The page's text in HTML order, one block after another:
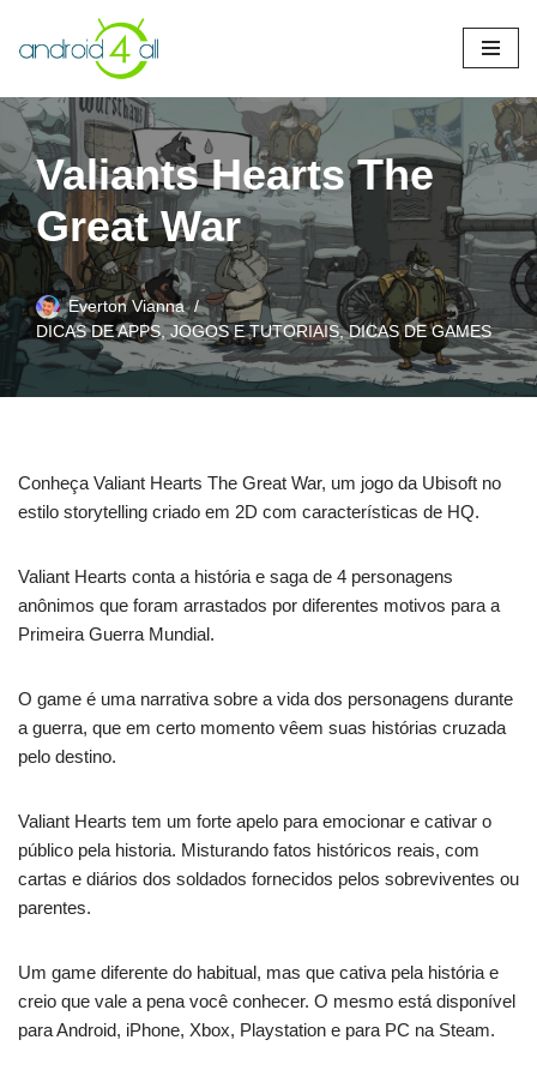
Pular
para
o
conteúdo
Valiants Hearts The
Great War
Everton Vianna
DICAS DE APPS, JOGOS E TUTORIAIS,DICAS DE GAMES
Conheça Valiant Hearts The Great War, um jogo da Ubisoft no
estilo storytelling criado em 2D com características de HQ.
Valiant Hearts conta a história e saga de 4 personagens
anônimos que foram arrastados por diferentes motivos para a
Primeira Guerra Mundial.
O game é uma narrativa sobre a vida dos personagens durante
a guerra, que em certo momento vêem suas histórias cruzada
pelo destino.
Valiant Hearts tem um forte apelo para emocionar e cativar o
público pela historia. Misturando fatos históricos reais, com
cartas e diários dos soldados fornecidos pelos sobreviventes ou
parentes.
Um game diferente do habitual, mas que cativa pela história e
creio que vale a pena você conhecer. O mesmo está disponível
para Android, iPhone, Xbox, Playstation e para PC na Steam.